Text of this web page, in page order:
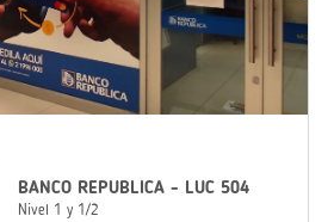
BANCO REPUBLICA - LUC 504
Nivel 1 y 1/2